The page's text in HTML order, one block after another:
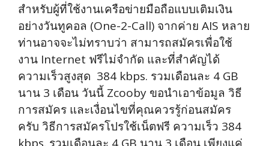
สำหรับผู้ที่ใช้งานเครือข่ายมือถือแบบเติมเงิน
อย่างวันทูคอล (One-2-Call) จากค่าย AIS หลาย
ท่านอาจจะไม่ทราบว่า สามารถสมัครเพื่อใช้
งาน Internet ฟรีไม่จำกัด และที่สำคัญได้
ความเร็วสูงสุด 384 kbps. รวมเดือนละ 4 GB
นาน 3 เดือน วันนี้ Zcooby ขอนำเอาข้อมูล วิธี
การสมัคร และเงื่อนไขที่คุณควรรู้ก่อนสมัคร
ครับ วิธีการสมัครโปรใช้เน็ตฟรี ความเร็ว 384
kbps. รวมเดือนละ 4 GB นาน 3 เดือน เพียงแค่